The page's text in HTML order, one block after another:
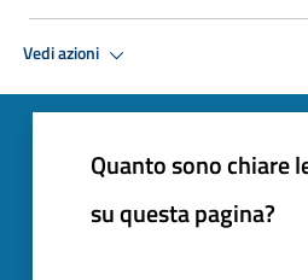
Vedi azioni
Quanto sono chiare
su questa pagina?